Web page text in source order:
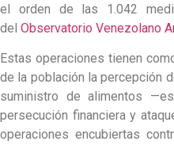
el orden de las 1.042
del Observatorio Venezolano
Estas operaciones tienen
de la población la percepción
suministro de alimentos
persecución financiera y
operaciones encubiertas